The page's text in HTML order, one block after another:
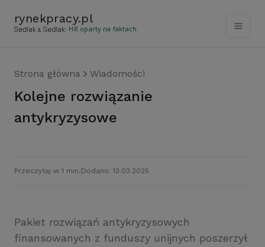
rynekpracy.pl
- HR oparty na faktach
Strona główna Wiadomości
Kolejne rozwiązanie
antykryzysowe
Przeczytaj w 1 min. Dodano: 13.03.2025
Pakiet rozwiązań antykryzysowych
finansowanych z funduszy unijnych poszerzył